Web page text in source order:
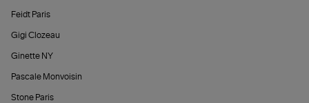
Feidt Paris
Gigi Clozeau
Ginette NY
Pascale Monvoisin
Stone Paris